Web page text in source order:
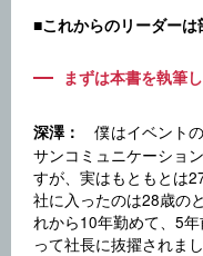
■これからのリーダーは
まずは本書を執筆
深澤：
僕はイベント
サンコミュニケーショ
すが、実はもともとは
社に入ったのは28歳の
れから10年勤めて、5
って社長に抜擢されまし